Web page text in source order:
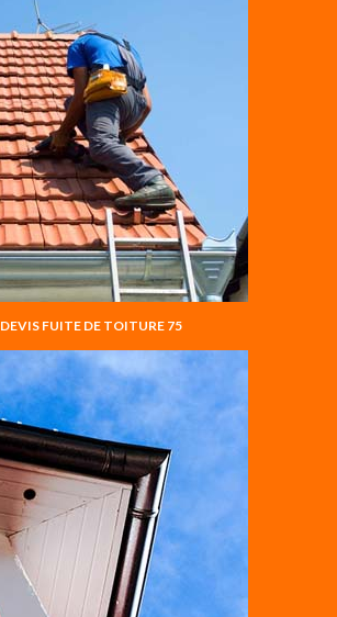
DEVIS FUITE DE TOITURE 75